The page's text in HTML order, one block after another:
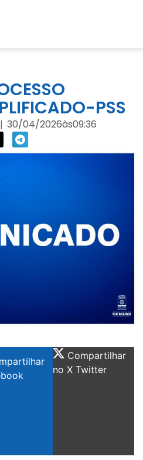
PSS
| 30/04/2026às09:36
Compartilhar
no X Twitter